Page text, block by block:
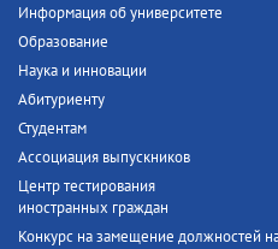
Информация об университете
Образование
Наука и инновации
Абитуриенту
Студентам
Ассоциация выпускников
Центр тестирования
иностранных граждан
Конкурс на замещение должностей